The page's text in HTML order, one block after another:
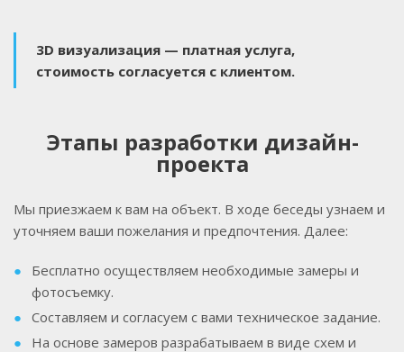
3D визуализация — платная услуга,
стоимость согласуется с клиентом.
Этапы разработки дизайн-
проекта
Мы приезжаем к вам на объект. В ходе беседы узнаем и
уточняем ваши пожелания и предпочтения. Далее:
Бесплатно осуществляем необходимые замеры и
фотосъемку.
Составляем и согласуем с вами техническое задание.
На основе замеров разрабатываем в виде схем и